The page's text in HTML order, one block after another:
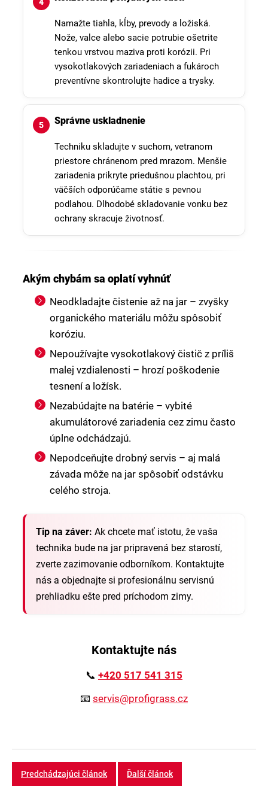
Namažte tiahla, kĺby, prevody a ložiská.
Nože, valce alebo sacie potrubie ošetrite
tenkou vrstvou maziva proti korózii. Pri
vysokotlakových zariadeniach a fukároch
preventívne skontrolujte hadice a trysky.
Správne uskladnenie
Techniku skladujte v suchom, vetranom
priestore chránenom pred mrazom. Menšie
zariadenia prikryte priedušnou plachtou, pri
väčších odporúčame státie s pevnou
podlahou. Dlhodobé skladovanie vonku bez
ochrany skracuje životnosť.
Akým chybám sa oplatí vyhnúť
Neodkladajte čistenie až na jar – zvyšky
organického materiálu môžu spôsobiť
koróziu.
Nepoužívajte vysokotlakový čistič z príliš
malej vzdialenosti – hrozí poškodenie
tesnení a ložísk.
Nezabúdajte na batérie – vybité
akumulátorové zariadenia cez zimu často
úplne odchádzajú.
Nepodceňujte drobný servis – aj malá
závada môže na jar spôsobiť odstávku
celého stroja.
Tip na záver: Ak chcete mať istotu, že vaša
technika bude na jar pripravená bez starostí,
zverte zazimovanie odborníkom. Kontaktujte
nás a objednajte si profesionálnu servisnú
prehliadku ešte pred príchodom zimy.
Kontaktujte nás
📞 +420 517 541 315
📧 servis@profigrass.cz
Predchádzajúci článok Ďalší článok